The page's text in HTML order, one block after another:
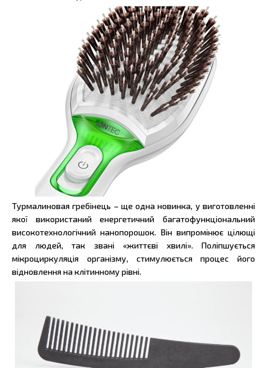
Турмалиновая гребінець – ще одна новинка, у виготовленні
якої використаний енергетичний багатофункціональний
високотехнологічний нанопорошок. Він випромінює цілющі
для людей, так звані «життєві хвилі». Поліпшується
мікроциркуляція організму, стимулюється процес його
відновлення на клітинному рівні.